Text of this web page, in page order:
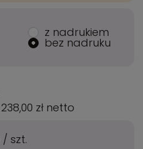
z nadrukiem
bez nadruku
238,00 zł netto
/ szt.